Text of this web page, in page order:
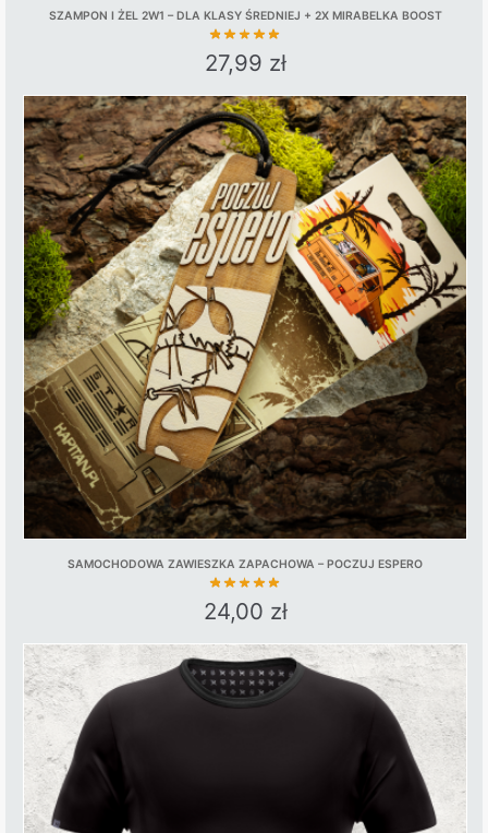
SZAMPON I ŻEL 2W1 – DLA KLASY ŚREDNIEJ + 2X MIRABELKA BOOST
27,99 zł
SAMOCHODOWA ZAWIESZKA ZAPACHOWA – POCZUJ ESPERO
24,00 zł